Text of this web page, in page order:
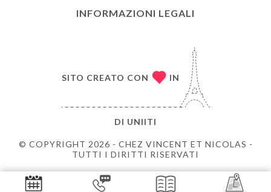
INFORMAZIONI LEGALI
© COPYRIGHT 2026 - CHEZ VINCENT ET NICOLAS -
TUTTI I DIRITTI RISERVATI
SITO CREATO CON IN
DI UNIITI